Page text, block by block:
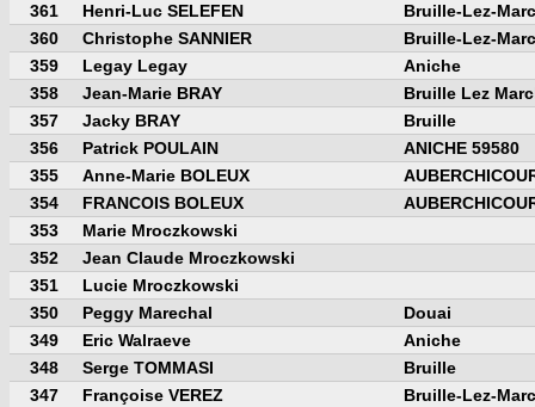
361
Henri-Luc SELEFEN
Bruille-Lez-
360
Christophe SANNIER
Bruille-Lez-
359
Legay Legay
Aniche
358
Jean-Marie BRAY
Bruille Lez
357
Jacky BRAY
Bruille
356
Patrick POULAIN
ANICHE 59580
355
Anne-Marie BOLEUX
354
FRANCOIS BOLEUX
353
Marie Mroczkowski
352
Jean Claude Mroczkowski
351
Lucie Mroczkowski
350
Peggy Marechal
Douai
349
Eric Walraeve
Aniche
348
Serge TOMMASI
Bruille
347
Françoise VEREZ
Bruille-Lez-